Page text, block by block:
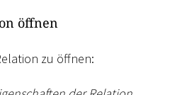
öffnen
zu öffnen: